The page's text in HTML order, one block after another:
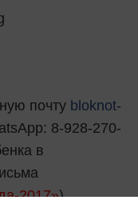
почту bloknot-
8-928-270-
в
2017»).